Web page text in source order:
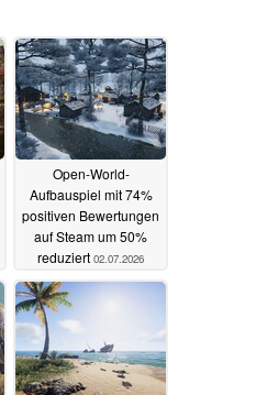
Open-World-
Aufbauspiel mit 74%
positiven Bewertungen
auf Steam um 50%
reduziert 02.07.2026